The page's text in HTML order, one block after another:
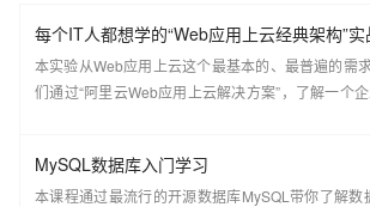
每个IT人都想学的“Web应用上云经典架构”实
本实验从Web应用上云这个最基本的、最普遍的需
们通过“阿里云Web应用上云解决方案”，了解一个企
MySQL数据库入门学习
本课程通过最流行的开源数据库MySQL带你了解数